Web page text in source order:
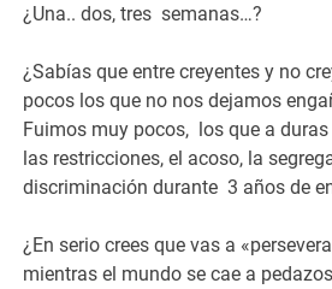
¿Una.. dos, tres semanas…?
¿Sabías que entre creyentes y no
pocos los que no nos dejamos
Fuimos muy pocos, los que a
las restricciones, el acoso, la
discriminación durante 3 años de
¿En serio crees que vas a
mientras el mundo se cae a